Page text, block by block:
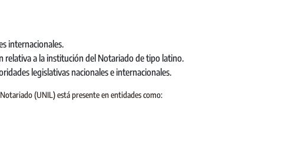
internacionales.
relativa a la institución del Notariado de tipo latino.
legislativas nacionales e internacionales.
(UNIL) está presente en entidades como: